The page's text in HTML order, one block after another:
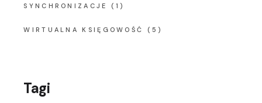
SYNCHRONIZACJE (1)
WIRTUALNA KSIĘGOWOŚĆ (5)
Tagi